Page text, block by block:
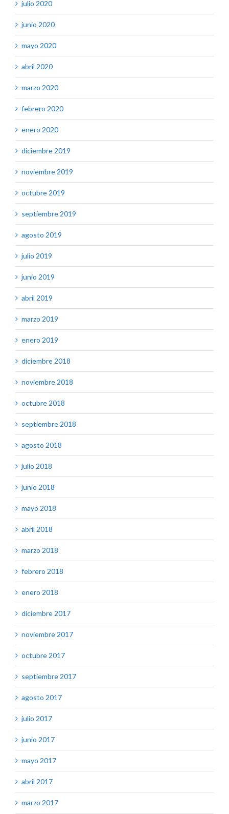
julio 2020
junio 2020
mayo 2020
abril 2020
marzo 2020
febrero 2020
enero 2020
diciembre 2019
noviembre 2019
octubre 2019
septiembre 2019
agosto 2019
julio 2019
junio 2019
abril 2019
marzo 2019
enero 2019
diciembre 2018
noviembre 2018
octubre 2018
septiembre 2018
agosto 2018
julio 2018
junio 2018
mayo 2018
abril 2018
marzo 2018
febrero 2018
enero 2018
diciembre 2017
noviembre 2017
octubre 2017
septiembre 2017
agosto 2017
julio 2017
junio 2017
mayo 2017
abril 2017
marzo 2017